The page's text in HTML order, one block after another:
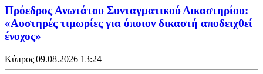
Πρόεδρος Ανωτάτου Συνταγματικού Δικαστηρίου:
«Αυστηρές τιμωρίες για όποιον δικαστή αποδειχθεί
ένοχος»
Κύπρος|09.08.2026 13:24